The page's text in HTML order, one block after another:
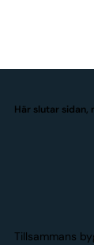
Här slutar sidan,
Tillsammans